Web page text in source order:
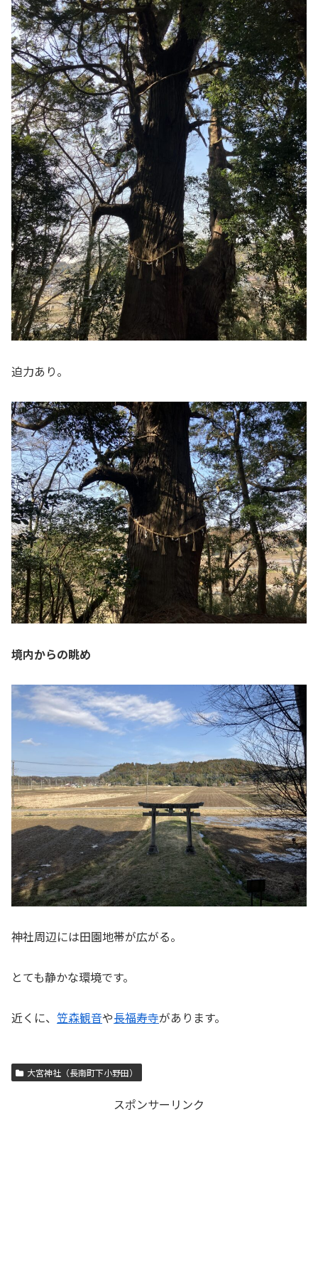
迫力あり。
境内からの眺め
神社周辺には田園地帯が広がる。
とても静かな環境です。
近くに、 笠森観音や長福寿寺があります。
大宮神社（長南町下小野田）
スポンサーリンク